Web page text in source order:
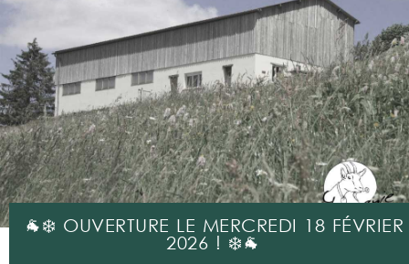
🐐❄️ OUVERTURE LE MERCREDI 18 FÉVRIER
2026 ! ❄️🐐